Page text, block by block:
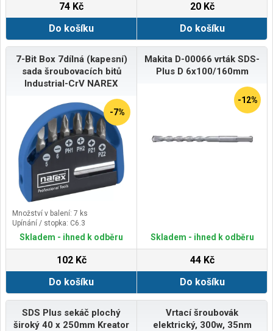
74 Kč
Do košíku
20 Kč
Do košíku
7-Bit Box 7dílná (kapesní)
sada šroubovacích bitů
Industrial-CrV NAREX
-7%
Množství v balení: 7 ks
Upínání / stopka: C6.3
Skladem - ihned k odběru
102 Kč
Do košíku
Makita D-00066 vrták SDS-
Plus D 6x100/160mm
-12%
Skladem - ihned k odběru
44 Kč
Do košíku
SDS Plus sekáč plochý
široký 40 x 250mm Kreator
Vrtací šroubovák
elektrický, 300w, 35nm